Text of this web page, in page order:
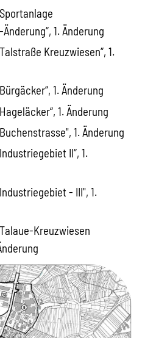
1. Änderung
Kreuzwiesen“, 1.
1. Änderung
1. Änderung
1. Änderung
II“, 1.
- III", 1.
Kreuzwiesen